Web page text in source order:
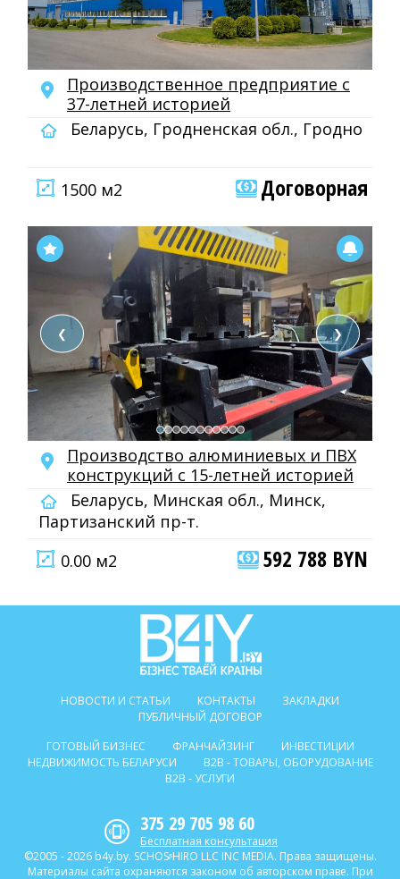
Производственное предприятие с
37-летней историей
Беларусь, Гродненская обл., Гродно
1500 м2 Договорная
❮ ❯
Производство алюминиевых и ПВХ
конструкций с 15-летней историей
Беларусь, Минская обл., Минск,
Партизанский пр-т.
0.00 м2
592 788 BYN
НОВОСТИ И СТАТЬИ КОНТАКТЫ
ЗАКЛАДКИ
ПУБЛИЧНЫЙ ДОГОВОР
ГОТОВЫЙ БИЗНЕС
ФРАНЧАЙЗИНГ
ИНВЕСТИЦИИ
НЕДВИЖИМОСТЬ БЕЛАРУСИ
B2B - ТОВАРЫ, ОБОРУДОВАНИЕ
B2B - УСЛУГИ
375 29 705 98 60
Бесплатная консультация
©2005 - 2026 b4y.by. SCHOSᶳHIRO LLC INC MEDIA. Права защищены.
Материалы сайта охраняются законом об авторском праве. При